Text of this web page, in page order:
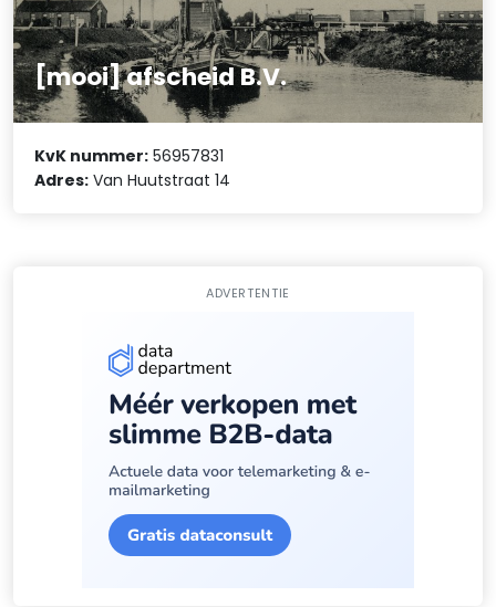
[mooi] afscheid B.V.
KvK nummer: 56957831
Adres: Van Huutstraat 14
ADVERTENTIE